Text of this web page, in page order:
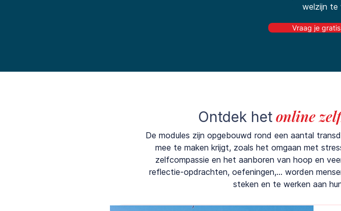
welzijn te
Vraag je
Ontdek het online
De modules zijn opgebouwd rond een aantal
mee te maken krijgt, zoals het omgaan met
zelfcompassie en het aanboren van hoop en
reflectie-opdrachten, oefeningen,... worden
steken en te werken aan